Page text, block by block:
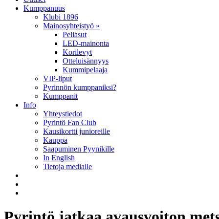
Kumppanuus
Klubi 1896
Mainosyhteistyö »
Peliasut
LED-mainonta
Korilevyt
Otteluisännyys
Kummipelaaja
VIP-liput
Pyrinnön kumppaniksi?
Kumppanit
Info
Yhteystiedot
Pyrintö Fan Club
Kausikortti junioreille
Kauppa
Saapuminen Pyynikille
In English
Tietoja medialle